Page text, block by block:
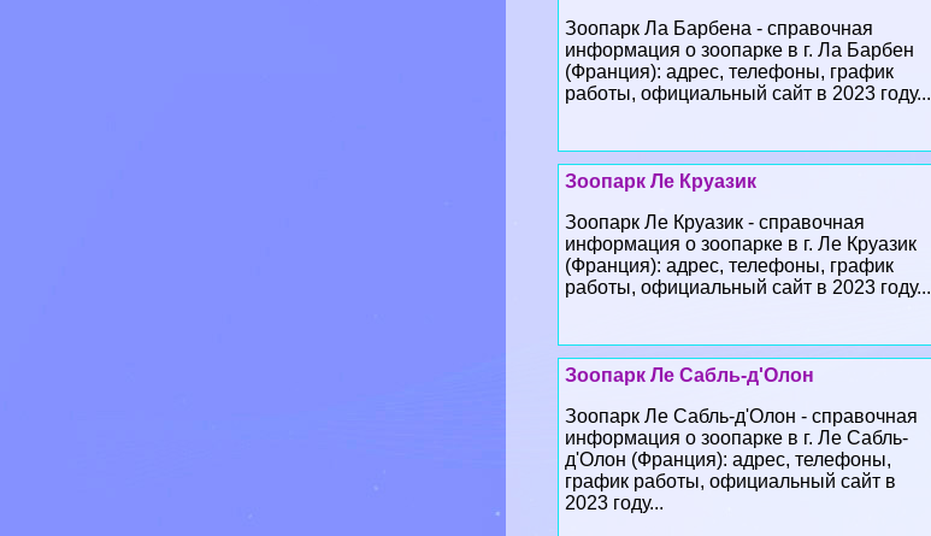
Зоопарк Ла Барбена - справочная
информация о зоопарке в г. Ла Барбен
(Франция): адрес, телефоны, график
работы, официальный сайт в 2023 году...
Зоопарк Ле Круазик
Зоопарк Ле Круазик - справочная
информация о зоопарке в г. Ле Круазик
(Франция): адрес, телефоны, график
работы, официальный сайт в 2023 году...
Зоопарк Ле Сабль-д'Олон
Зоопарк Ле Сабль-д'Олон - справочная
информация о зоопарке в г. Ле Сабль-
д'Олон (Франция): адрес, телефоны,
график работы, официальный сайт в
2023 году...